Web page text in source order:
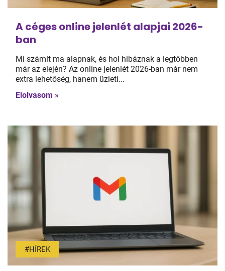
A céges online jelenlét alapjai 2026-
ban
Mi számít ma alapnak, és hol hibáznak a legtöbben
már az elején? Az online jelenlét 2026-ban már nem
extra lehetőség, hanem üzleti...
Elolvasom »
#HÍREK